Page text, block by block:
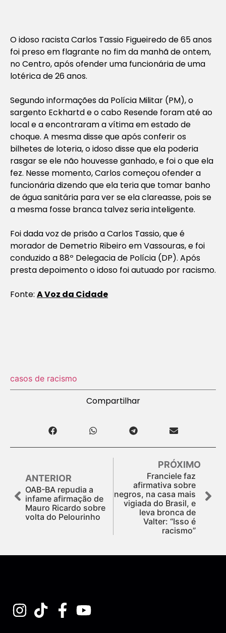
O idoso racista Carlos Tassio Figueiredo de 65 anos
foi preso em flagrante no fim da manhã de ontem,
no Centro, após ofender uma funcionária de uma
lotérica de 26 anos.
Segundo informações da Polícia Militar (PM), o
sargento Eckhartd e o cabo Resende foram até ao
local e a encontraram a vítima em estado de
choque. A mesma disse que após conferir os
bilhetes de loteria, o idoso disse que ela poderia
rasgar se ele não houvesse ganhado, e foi o que ela
fez. Nesse momento, Carlos começou ofender a
funcionária dizendo que ela teria que tomar banho
de água sanitária para ver se ela clareasse, pois se
a mesma fosse branca talvez seria inteligente.
Foi dada voz de prisão a Carlos Tassio, que é
morador de Demetrio Ribeiro em Vassouras, e foi
conduzido a 88º Delegacia de Polícia (DP). Após
presta depoimento o idoso foi autuado por racismo.
Fonte: A Voz da Cidade
casos de racismo
Compartilhar
ANTERIOR
OAB-BA repudia a
infame afirmação de
Mauro Ricardo sobre
volta do Pelourinho
PRÓXIMO
Franciele faz
afirmativa sobre
negros, na casa mais
vigiada do Brasil, e
leva bronca de
Valter: “Isso é
racismo”